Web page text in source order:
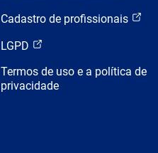
Cadastro de profissionais
LGPD
Termos de uso e a política de
privacidade